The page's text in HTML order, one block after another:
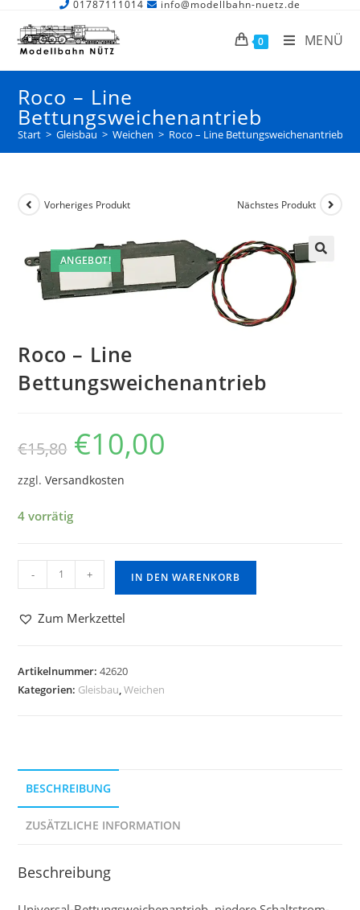
01787111014 info@modellbahn-nuetz.de
0 MENÜ
Roco – Line
Bettungsweichenantrieb
Start > Gleisbau > Weichen > Roco – Line Bettungsweichenantrieb
ANGEBOT!
Vorheriges Produkt Nächstes Produkt
Roco – Line
Bettungsweichenantrieb
€15,80 €10,00
zzgl.Versandkosten
4 vorrätig
- + IN DEN WARENKORB
Zum Merkzettel
Artikelnummer:42620
Kategorien: Gleisbau,Weichen
BESCHREIBUNG
ZUSÄTZLICHE INFORMATION
Beschreibung